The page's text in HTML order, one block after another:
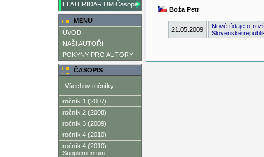
ELATERIDARIUM Časopis
MENU
ÚVOD
NAŠI AUTOŘI
POKYNY PRO AUTORY
ČASOPIS
Všechny ročníky
ročník 1 (2007)
ročník 2 (2008)
ročník 3 (2009)
ročník 4 (2010)
ročník 4 (2010)
Supplementum
Boža Petr
21.05.2009
Nové údaje o
Slovenské